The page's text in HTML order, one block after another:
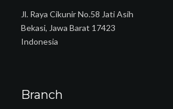
Jl. Raya Cikunir No.58 Jati Asih
Bekasi, Jawa Barat 17423
Indonesia
Branch